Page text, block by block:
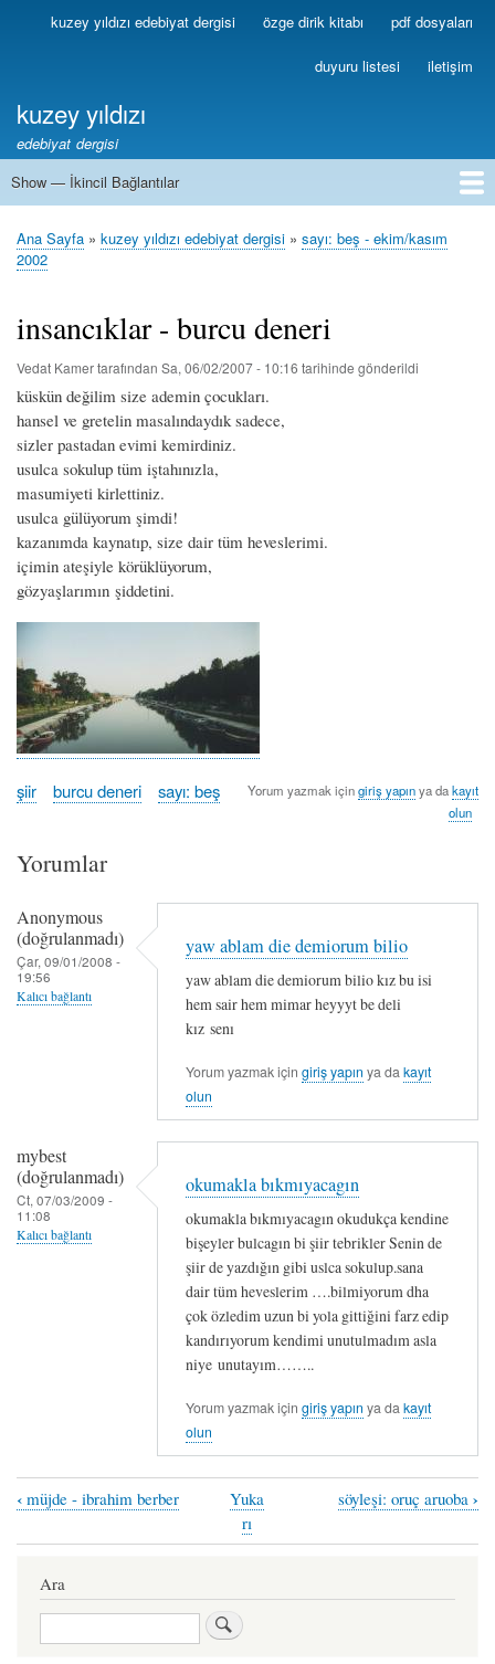
Ana
içeriğe
Birincilkuzey yıldızı edebiyat dergisi özge dirik kitabı pdf dosyaları
duyuru listesi iletişim
kuzey yıldızı
edebiyat dergisi
İkincil
Show — İkincil Bağlantılar
1
2
3
4
5
6
7
8
9
10
11
12
13
Sayfa
Ana Sayfa kuzey yıldızı edebiyat dergisi
sayı: beş - ekim/kasım
2002
insancıklar - burcu deneri
Vedat Kamertarafından Sa, 06/02/2007 - 10:16 tarihinde gönderildi
küskün değilim size ademin çocukları.
hansel ve gretelin masalındaydık sadece,
sizler pastadan evimi kemirdiniz.
usulca sokulup tüm iştahınızla,
masumiyeti kirlettiniz.
usulca gülüyorum şimdi!
kazanımda kaynatıp, size dair tüm heveslerimi.
içimin ateşiyle körüklüyorum,
gözyaşlarımın şiddetini.
şiir burcu deneri sayı: beş Yorum yazmak içingiriş yapınya dakayıt
olun
Yorumlar
Anonymous
(doğrulanmadı)
Çar, 09/01/2008 -
19:56
Kalıcı bağlantı
yaw ablam die demiorum bilio
yaw ablam die demiorum bilio kız bu isi
hem sair hem mimar heyyyt be deli
kız senı
Yorum yazmak için giriş yapın ya dakayıt
olun
mybest
(doğrulanmadı)
Ct, 07/03/2009 -
11:08
Kalıcı bağlantı
okumakla bıkmıyacagın
okumakla bıkmıyacagın okudukça kendine
bişeyler bulcagın bi şiir tebrikler Senin de
şiir de yazdığın gibi uslca sokulup.sana
dair tüm heveslerim ….bilmiyorum dha
çok özledim uzun bi yola gittiğini farz edip
kandırıyorum kendimi unutulmadım asla
niye unutayım……..
Yorum yazmak için giriş yapın ya dakayıt
olun
Book
traversal
links
for
insancıklar
‹ müjde - ibrahim berber
Yuka
rı
söyleşi: oruç aruoba ›
Ara
Ara